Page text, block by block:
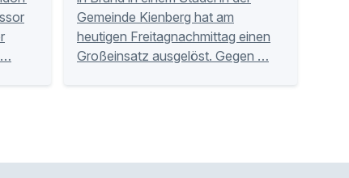
…
Gemeinde Kienberg hat am
heutigen Freitagnachmittag einen
Großeinsatz ausgelöst. Gegen …